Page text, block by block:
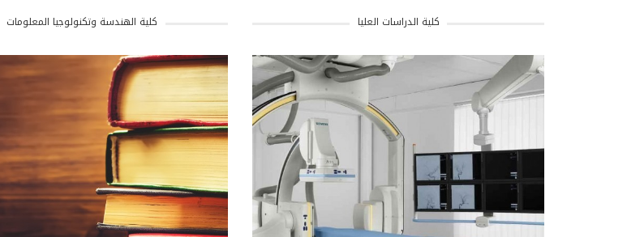
كلية الهندسة وتكنولوجيا المعلومات كلية الدراسات العليا